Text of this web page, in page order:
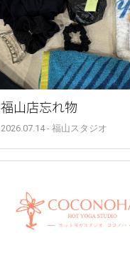
福山店忘れ物
2026.07.14 - 福山スタジオ